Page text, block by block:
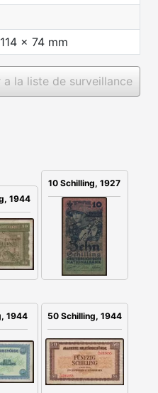
114 x 74 mm
a la liste de surveillance
1944
10 Schilling, 1927
1944
50 Schilling, 1944